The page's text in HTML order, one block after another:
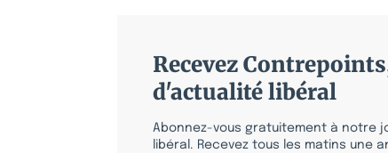
Recevez
d'actualité libéral
Abonnez-vous gratuitement à notre
libéral. Recevez tous les matins une